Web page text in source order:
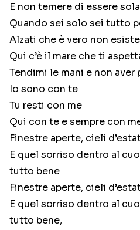
E non temere di essere sola
Quando sei solo sei tutto
Alzati che è vero non
Qui c’è il mare che ti
Tendimi le mani e non aver
Io sono con te
Tu resti con me
Qui con te e sempre con
Finestre aperte, cieli
E quel sorriso dentro al
tutto bene
Finestre aperte, cieli
E quel sorriso dentro al
tutto bene,